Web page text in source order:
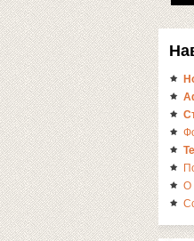
О